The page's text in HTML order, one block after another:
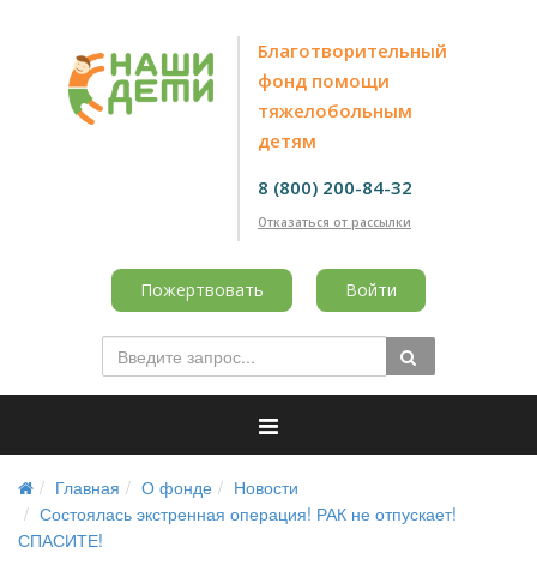
Благотворительный
фонд помощи
тяжелобольным
детям
8 (800) 200-84-32
Отказаться от рассылки
Пожертвовать Войти
Главная О фонде
Новости
Состоялась экстренная операция! РАК не отпускает!
СПАСИТЕ!